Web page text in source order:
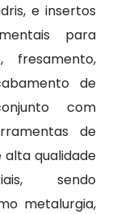
e insertos
para
fresamento,
de
com
de
qualidade
sendo
metalurgia,